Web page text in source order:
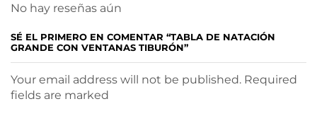
No hay reseñas aún
SÉ EL PRIMERO EN COMENTAR “TABLA DE NATACIÓN
GRANDE CON VENTANAS TIBURÓN”
Your email address will not be published. Required
fields are marked